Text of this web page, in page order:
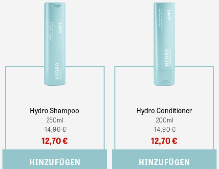
Hydro Shampoo
250ml
14,90 €
12,70 €
Hydro Conditioner
200ml
14,90 €
12,70 €